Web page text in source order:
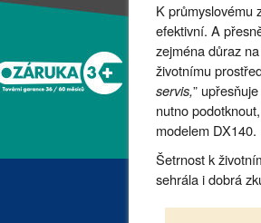
K průmyslovému
efektivní. A
zejména důraz
životnímu
servis,”
nutno
modelem DX140.
Šetrnost k
sehrála i dobrá